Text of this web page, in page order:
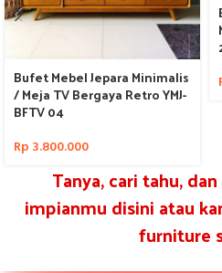
Bufet Mebel Jepara Minimalis
/ Meja TV Bergaya Retro YMJ-
BFTV 04
Rp 3.800.000
Tanya, cari tahu,
impianmu disini atau
furniture